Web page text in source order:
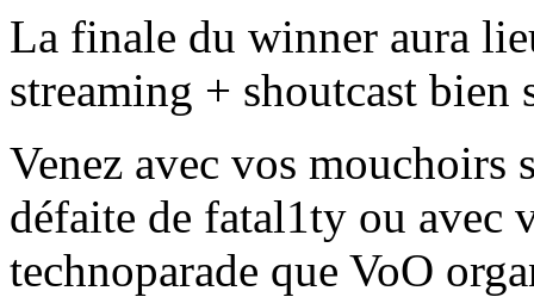
La finale du winner aura
streaming + shoutcast bien
Venez avec vos mouchoirs
défaite de fatal1ty ou avec
technoparade que VoO